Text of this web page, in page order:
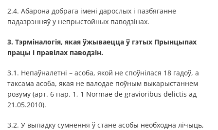
2.4. Абарона добрага імені дарослых і пазбяганне
падазрэнняў у непрыстойных паводзінах.
3. Тэрміналогія, якая ўжываецца ў гэтых Прынцыпах
працы і правілах паводзін.
3.1. Непаўналетні – асоба, якой не споўнілася 18 гадоў, а
таксама асоба, якая не валодае поўным выкарыстаннем
розуму (арт. 6 пар. 1, 1 Normae de gravioribus delictis ад
21.05.2010).
3.2. У выпадку сумнення ў стане асобы необходна лічыць,